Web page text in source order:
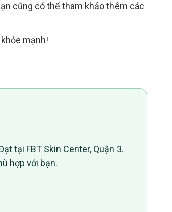
cũng có thể tham khảo thêm các
mạnh!
tại FBT Skin Center, Quận 3.
hợp với bạn.